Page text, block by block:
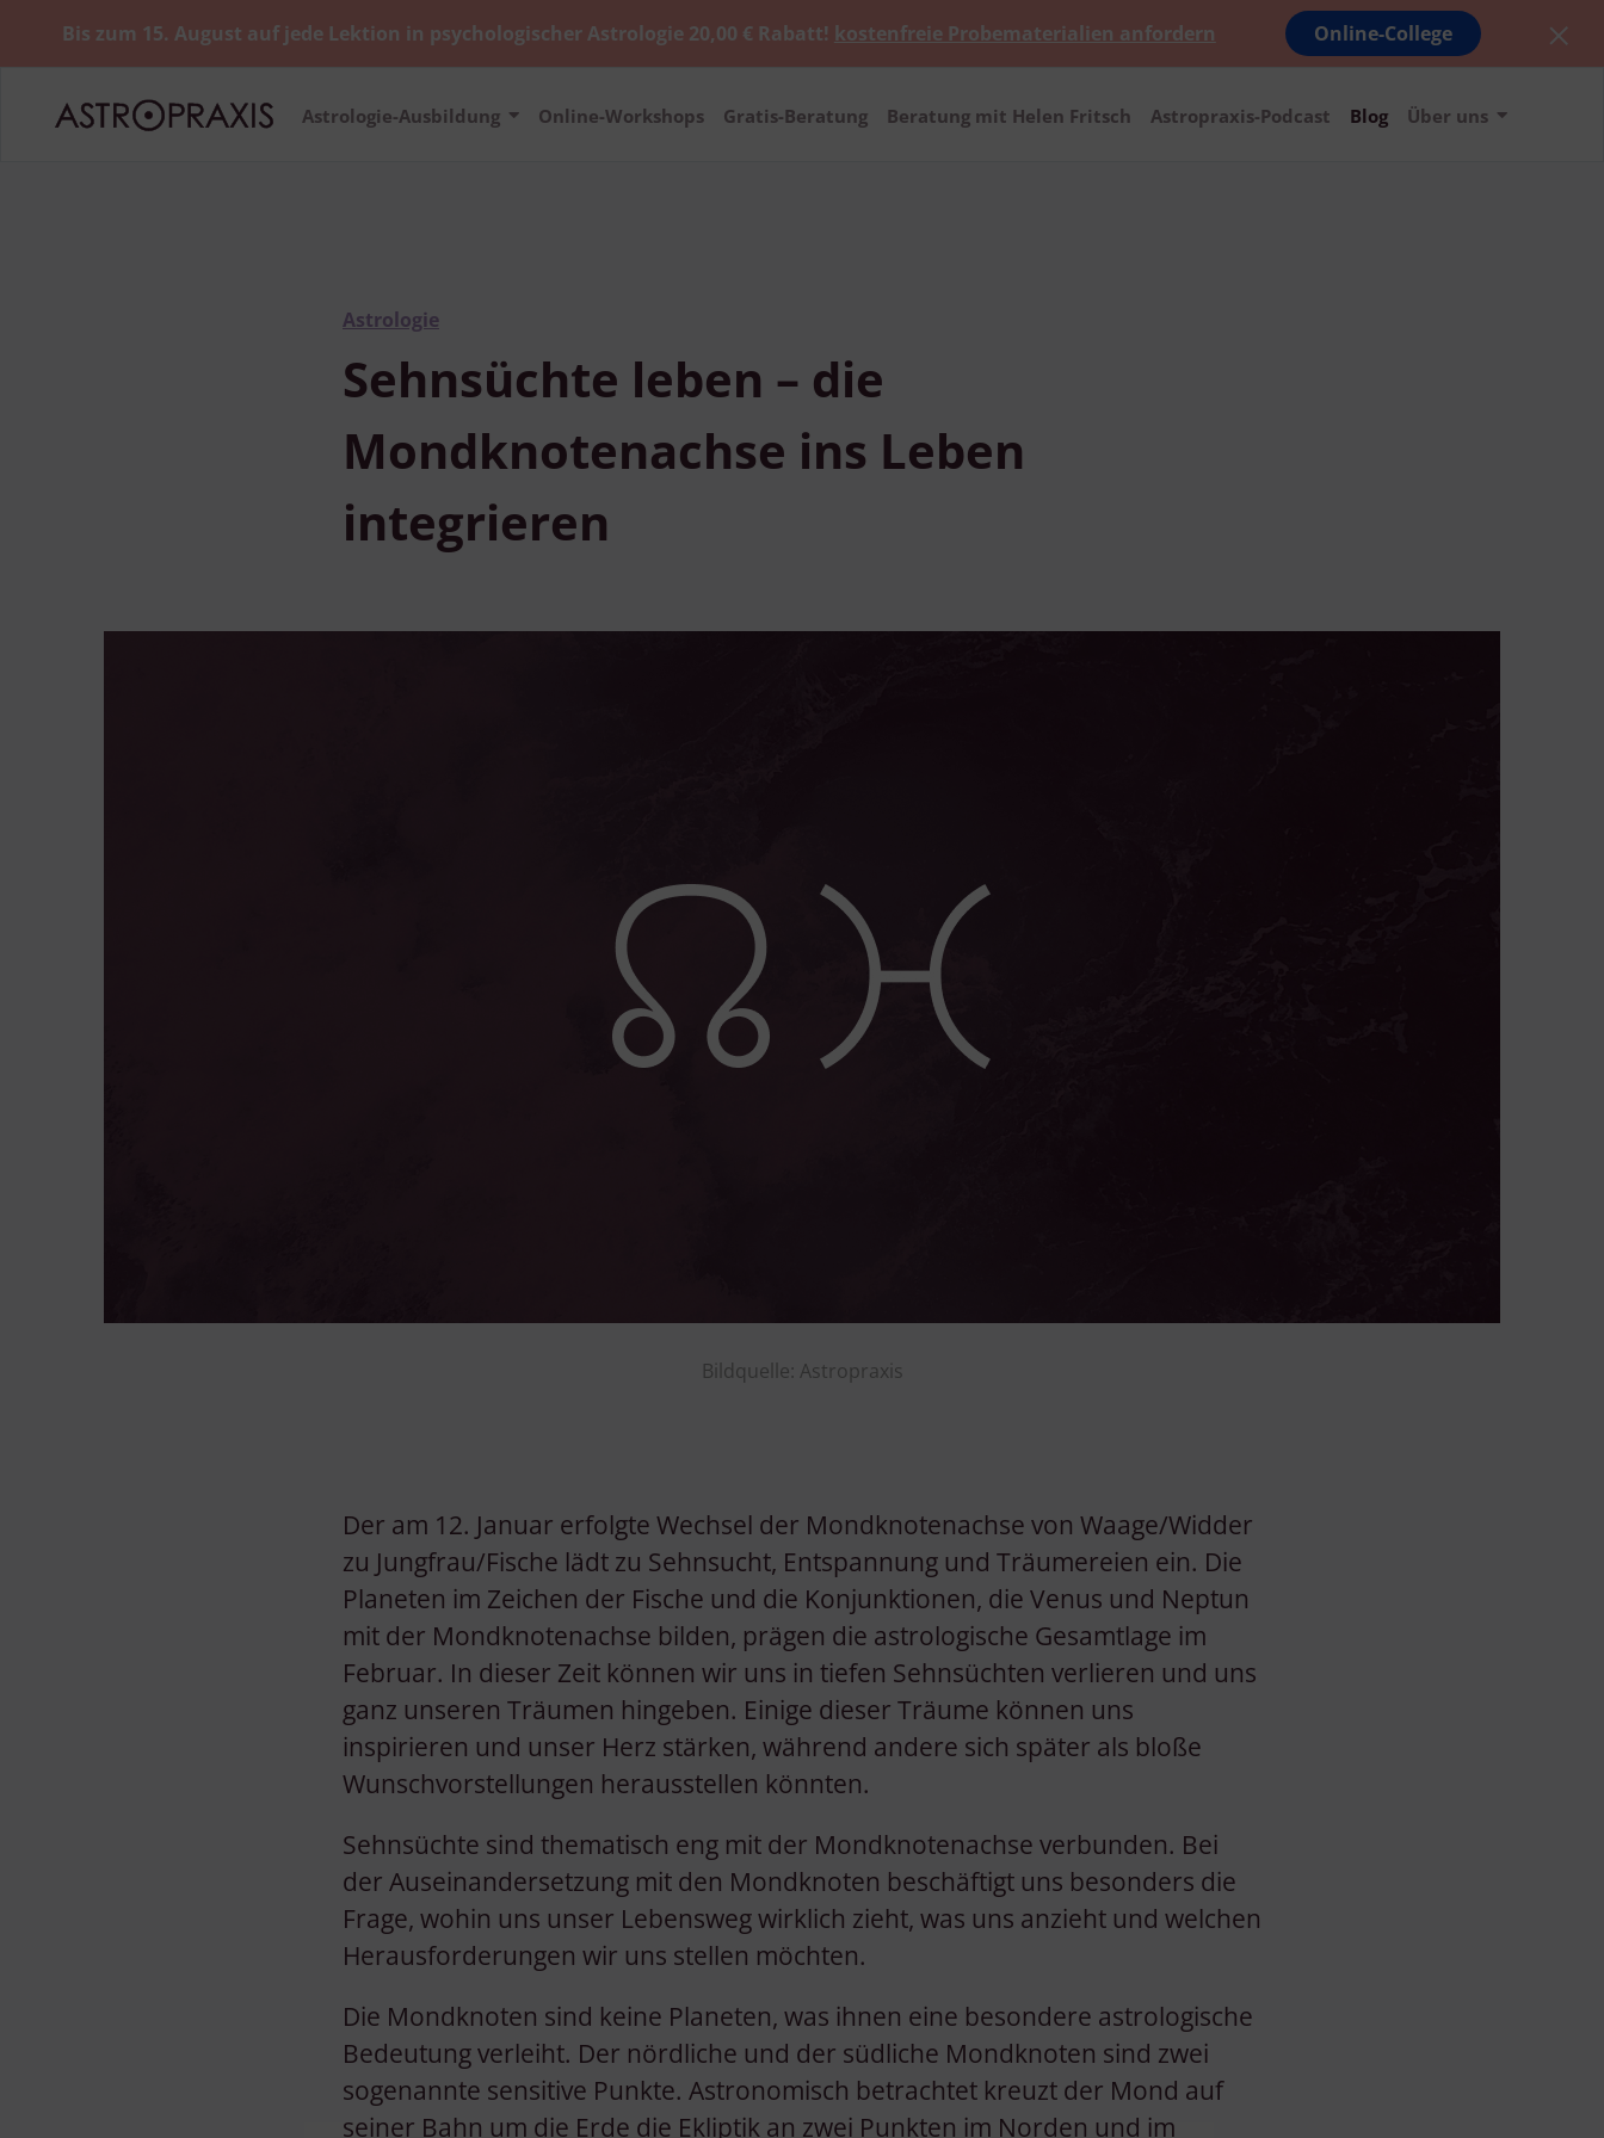
Bis zum 15. August auf jede Lektion in psychologischer Astrologie 20,00 € Rabatt! kostenfreie Probematerialien anfordern Online-College
Astrologie-Ausbildung Online-Workshops Gratis-Beratung Beratung mit Helen Fritsch Astropraxis-Podcast Blog Über uns
Bildquelle: Astropraxis
Astrologie
Sehnsüchte leben – die
Mondknotenachse ins Leben
integrieren
Der am 12. Januar erfolgte Wechsel der Mondknotenachse von Waage/Widder
zu Jungfrau/Fische lädt zu Sehnsucht, Entspannung und Träumereien ein. Die
Planeten im Zeichen der Fische und die Konjunktionen, die Venus und Neptun
mit der Mondknotenachse bilden, prägen die astrologische Gesamtlage im
Februar. In dieser Zeit können wir uns in tiefen Sehnsüchten verlieren und uns
ganz unseren Träumen hingeben. Einige dieser Träume können uns
inspirieren und unser Herz stärken, während andere sich später als bloße
Wunschvorstellungen herausstellen könnten.
Sehnsüchte sind thematisch eng mit der Mondknotenachse verbunden. Bei
der Auseinandersetzung mit den Mondknoten beschäftigt uns besonders die
Frage, wohin uns unser Lebensweg wirklich zieht, was uns anzieht und welchen
Herausforderungen wir uns stellen möchten.
Die Mondknoten sind keine Planeten, was ihnen eine besondere astrologische
Bedeutung verleiht. Der nördliche und der südliche Mondknoten sind zwei
sogenannte sensitive Punkte. Astronomisch betrachtet kreuzt der Mond auf
seiner Bahn um die Erde die Ekliptik an zwei Punkten im Norden und im